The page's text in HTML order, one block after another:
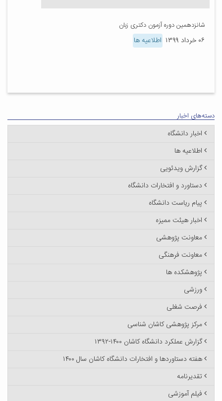
شانزدهمین دوره آزمون دکتری زبان
۰۶ خرداد ۱۳۹۹ اطلاعیه ها
دسته‌های اخبار
اخبار دانشگاه
اطلاعیه ها
گزارش ویدئویی
دستاورد و افتخارات دانشگاه
پیام ریاست دانشگاه
اخبار هیئت ممیزه
معاونت پژوهشی
معاونت فرهنگی
پژوهشکده ها
ورزشی
فرصت شغلی
مرکز پژوهشی کاشان شناسی
گزارش عملکرد دانشگاه کاشان ۱۴۰۰-۱۳۹۲
هفته دستاوردها و افتخارات دانشگاه کاشان سال ۱۴۰۰
تقدیرنامه
فیلم آموزشی